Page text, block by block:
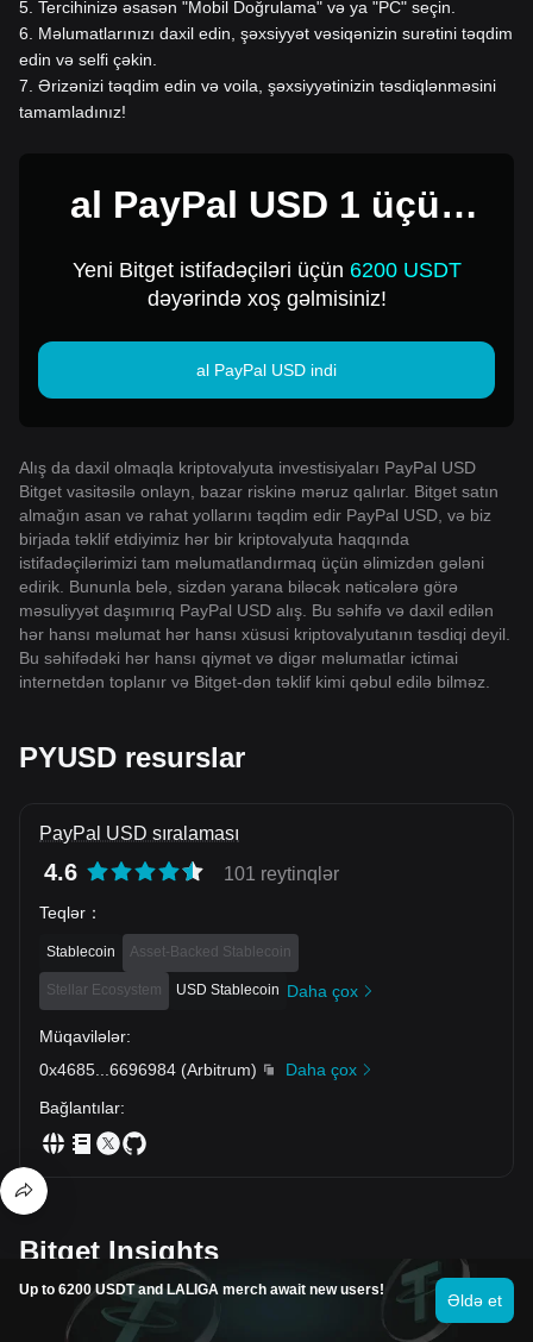
5 Tercihinizə əsasən "Mobil Doğrulama" və ya "PC" seçin.
6
Məlumatlarınızı daxil edin, şəxsiyyət vəsiqənizin surətini təqdim
edin və selfi çəkin.
7 Ərizənizi təqdim edin və voila, şəxsiyyətinizin təsdiqlənməsini
tamamladınız!
al PayPal USD 1 üçün
Yeni Bitget istifadəçiləri üçün 6200 USDT
dəyərində xoş gəlmisiniz!
al PayPal USD indi
Alış da daxil olmaqla kriptovalyuta investisiyaları PayPal USD
Bitget vasitəsilə onlayn, bazar riskinə məruz qalırlar. Bitget satın
almağın asan və rahat yollarını təqdim edir PayPal USD, və biz
birjada təklif etdiyimiz hər bir kriptovalyuta haqqında
istifadəçilərimizi tam məlumatlandırmaq üçün əlimizdən gələni
edirik. Bununla belə, sizdən yarana biləcək nəticələrə görə
məsuliyyət daşımırıq PayPal USD alış. Bu səhifə və daxil edilən
hər hansı məlumat hər hansı xüsusi kriptovalyutanın təsdiqi deyil.
Bu səhifədəki hər hansı qiymət və digər məlumatlar ictimai
internetdən toplanır və Bitget-dən təklif kimi qəbul edilə bilməz.
PYUSD resurslar
PayPal USD sıralaması
4.6 101 reytinqlər
Teqlər ：
Stablecoin Asset-Backed Stablecoin
Stellar Ecosystem USD Stablecoin Daha çox
Müqavilələr:
0x4685
6696984 (Arbitrum)
Daha çox
Bağlantılar:
Bitget Insights
Vic3ree
Up to 6200 USDT and LALIGA merch await new users!
Əldə et